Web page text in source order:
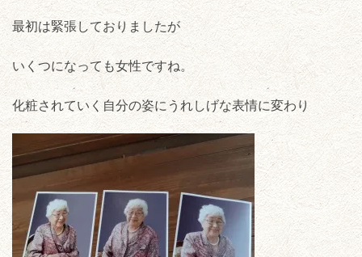
最初は緊張しておりましたが
いくつになっても女性ですね。
化粧されていく自分の姿にうれしげな表情に変わり